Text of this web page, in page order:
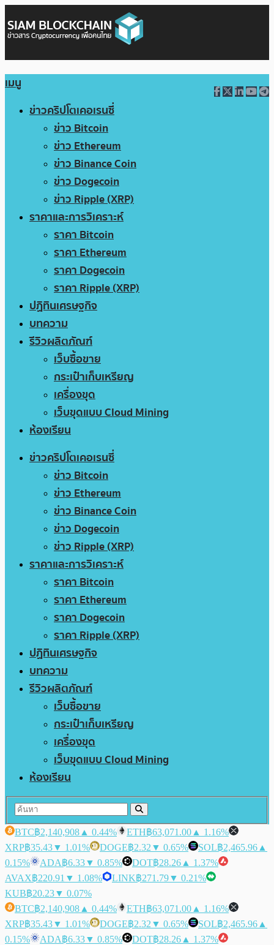
เมนู
ข่าวคริปโตเคอเรนซี่
ข่าว Bitcoin
ข่าว Ethereum
ข่าว Binance Coin
ข่าว Dogecoin
ข่าว Ripple (XRP)
ราคาและการวิเคราะห์
ราคา Bitcoin
ราคา Ethereum
ราคา Dogecoin
ราคา Ripple (XRP)
ปฏิทินเศรษฐกิจ
บทความ
รีวิวผลิตภัณฑ์
เว็บซื้อขาย
กระเป๋าเก็บเหรียญ
เครื่องขุด
เว็บขุดแบบ Cloud Mining
ห้องเรียน
ข่าวคริปโตเคอเรนซี่
ข่าว Bitcoin
ข่าว Ethereum
ข่าว Binance Coin
ข่าว Dogecoin
ข่าว Ripple (XRP)
ราคาและการวิเคราะห์
ราคา Bitcoin
ราคา Ethereum
ราคา Dogecoin
ราคา Ripple (XRP)
ปฏิทินเศรษฐกิจ
บทความ
รีวิวผลิตภัณฑ์
เว็บซื้อขาย
กระเป๋าเก็บเหรียญ
เครื่องขุด
เว็บขุดแบบ Cloud Mining
ห้องเรียน
BTC฿2,140,908 ▲ 0.44% ETH฿63,071.00 ▲ 1.16%
XRP฿35.43▼ 1.01% DOGE฿2.32 ▼ 0.65% SOL฿2,465.96 ▲
0.15%
ADA฿6.33▼ 0.85% DOT฿28.26 ▲ 1.37%
AVAX฿220.91 ▼ 1.08% LINK฿271.79▼ 0.21%
KUB฿20.23▼ 0.07%
BTC฿2,140,908 ▲ 0.44% ETH฿63,071.00 ▲ 1.16%
XRP฿35.43▼ 1.01% DOGE฿2.32 ▼ 0.65% SOL฿2,465.96 ▲
0.15%
ADA฿6.33▼ 0.85% DOT฿28.26 ▲ 1.37%